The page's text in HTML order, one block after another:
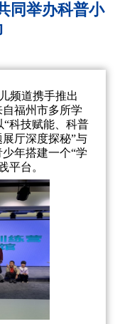
同举办科普小
频道携手推出
福州市多所学
科技赋能、科普
厅深度探秘”与
年搭建一个“学
平台。